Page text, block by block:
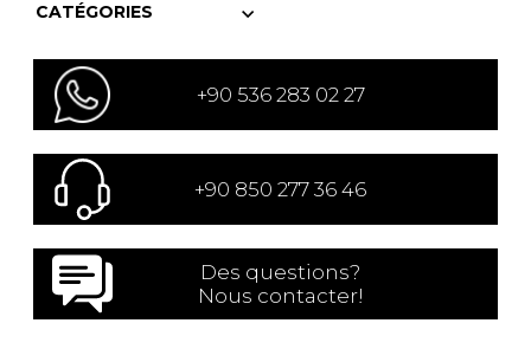
CATÉGORIES
+90 536 283 02 27
+90 850 277 36 46
Des questions?
Nous contacter!